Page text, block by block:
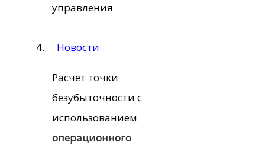
управления
Новости
Расчет точки
безубыточности с
использованием
операционного